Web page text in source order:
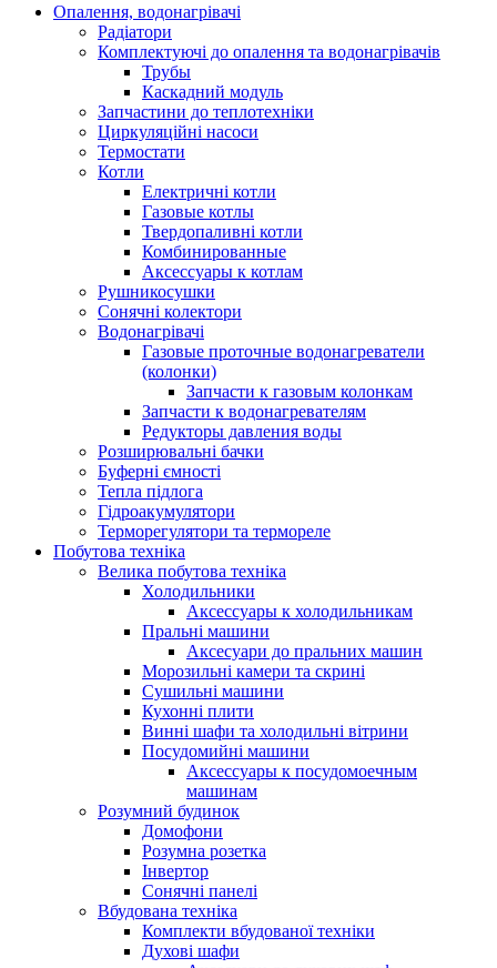
Опалення, водонагрівачі
Радіатори
Комплектуючі до опалення та водонагрівачів
Трубы
Каскадний модуль
Запчастини до теплотехніки
Циркуляційні насоси
Термостати
Котли
Електричні котли
Газовые котлы
Твердопаливні котли
Комбинированные
Аксессуары к котлам
Рушникосушки
Сонячні колектори
Водонагрівачі
Газовые проточные водонагреватели
(колонки)
Запчасти к газовым колонкам
Запчасти к водонагревателям
Редукторы давления воды
Розширювальні бачки
Буферні ємності
Тепла підлога
Гідроакумулятори
Терморегулятори та термореле
Побутова техніка
Велика побутова техніка
Холодильники
Аксессуары к холодильникам
Пральні машини
Аксесуари до пральних машин
Морозильні камери та скрині
Сушильні машини
Кухонні плити
Винні шафи та холодильні вітрини
Посудомийні машини
Аксессуары к посудомоечным
машинам
Розумний будинок
Домофони
Розумна розетка
Інвертор
Сонячні панелі
Вбудована техніка
Комплекти вбудованої техніки
Духові шафи